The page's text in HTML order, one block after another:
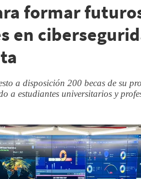
formar
en
a disposición 200 becas de su
a estudiantes universitarios y